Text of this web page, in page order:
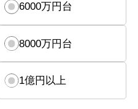
6000万円台
8000万円台
1億円以上